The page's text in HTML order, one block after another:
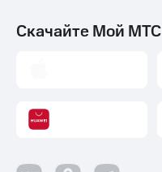
Скачайте Мой МТС